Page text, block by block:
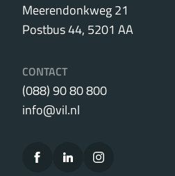
Meerendonkweg 21
Postbus 44, 5201 AA
CONTACT
(088) 90 80 800
info@vil.nl